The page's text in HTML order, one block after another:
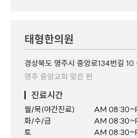
태형한의원
경상북도 영주시 중앙로134번길 10
영주 중앙교회 맞은 편
진료시간
월/목(야간진료)
화/수/금
토
AM
AM
AM